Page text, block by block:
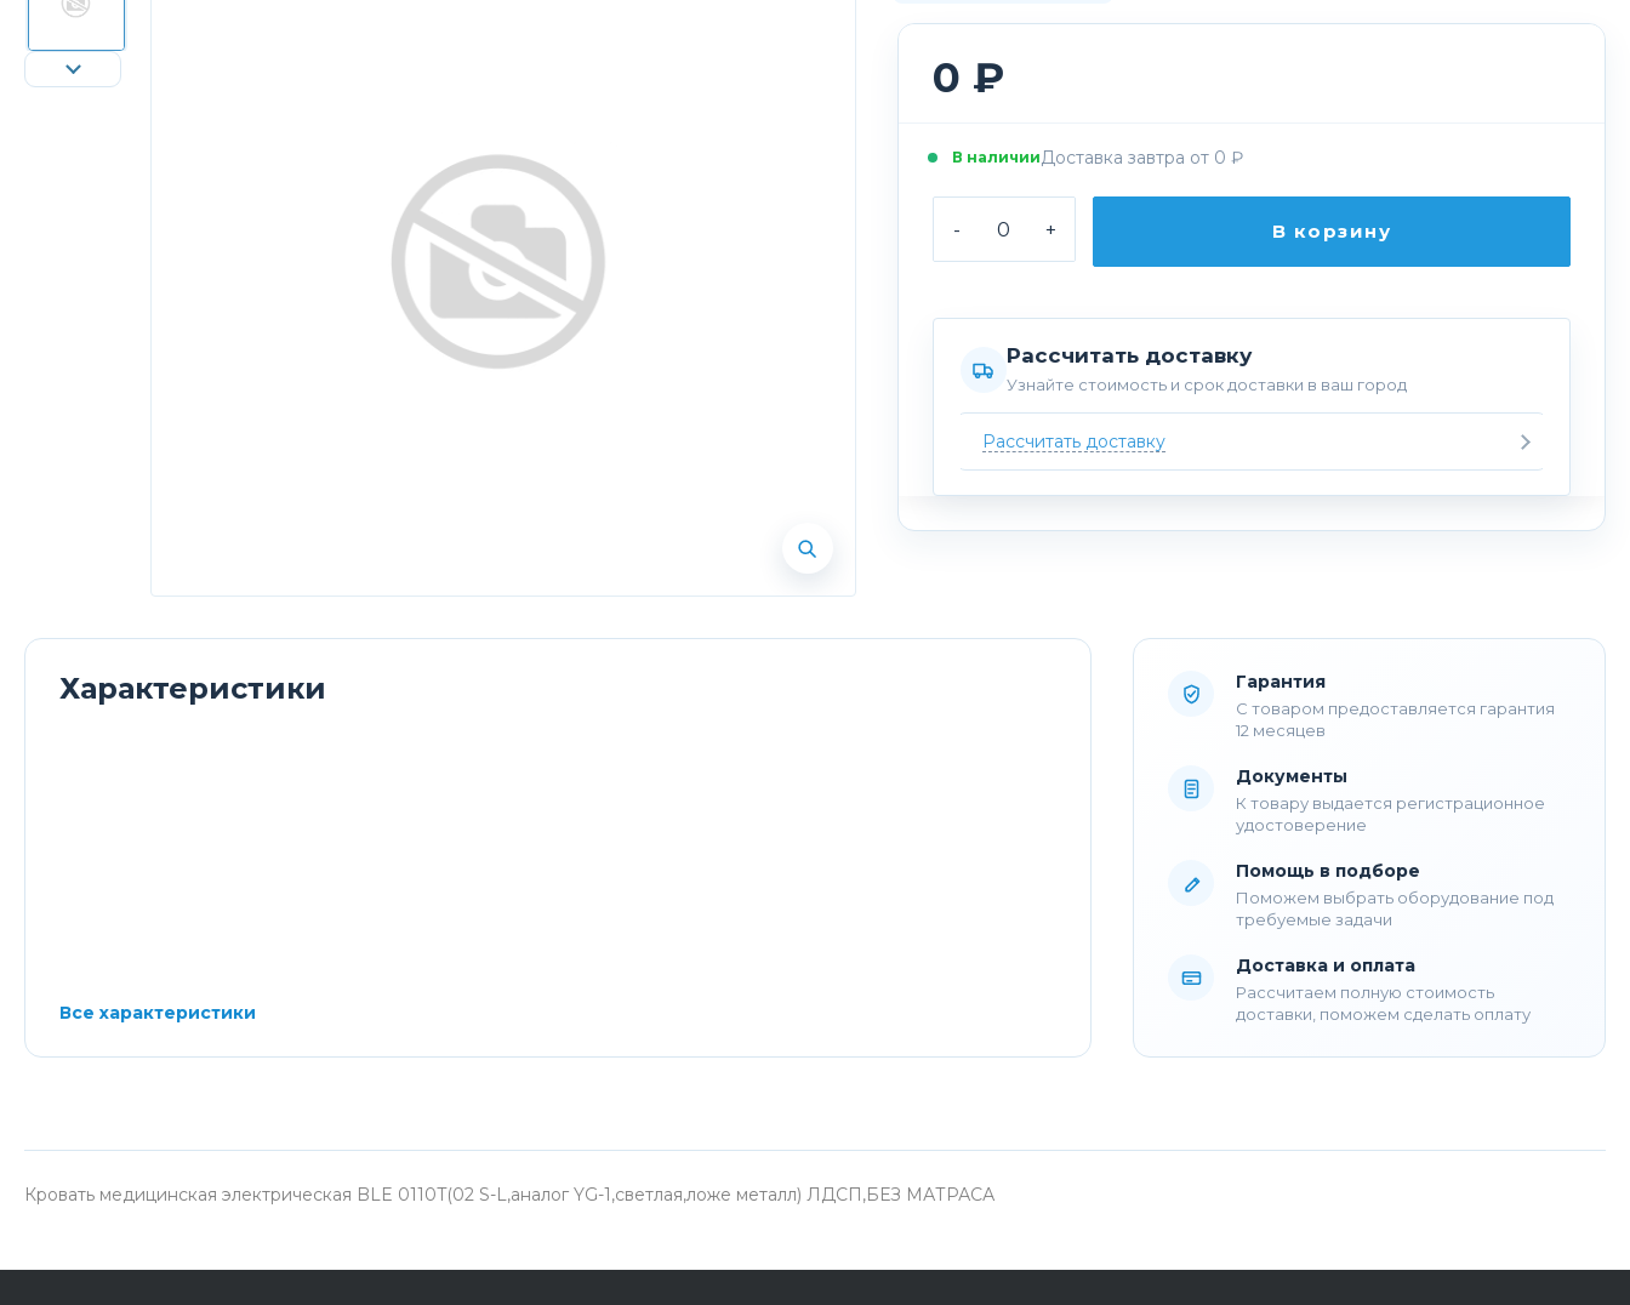
0 ₽
В наличииДоставка завтра от 0 ₽
- + В корзину
Рассчитать доставку
Узнайте стоимость и срок доставки в ваш город
Рассчитать доставку
Характеристики
Все характеристики
Гарантия
С товаром предоставляется гарантия
12 месяцев
Документы
К товару выдается регистрационное
удостоверение
Помощь в подборе
Поможем выбрать оборудование под
требуемые задачи
Доставка и оплата
Рассчитаем полную стоимость
доставки, поможем сделать оплату
Кровать медицинская электрическая BLE 0110T(02 S-L,аналог YG-1,светлая,ложе металл) ЛДСП,БЕЗ МАТРАСА